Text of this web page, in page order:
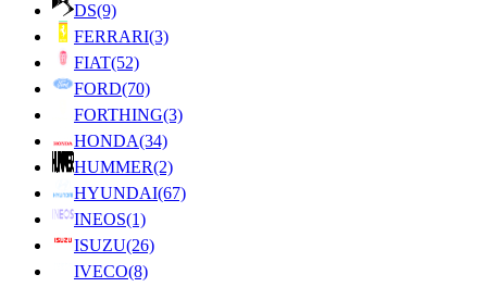
DS(9)
FERRARI(3)
FIAT(52)
FORD(70)
FORTHING(3)
HONDA(34)
HUMMER(2)
HYUNDAI(67)
INEOS(1)
ISUZU(26)
IVECO(8)